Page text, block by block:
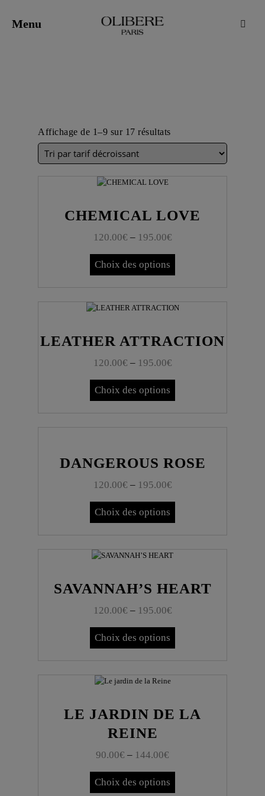
Menu
Affichage de 1–9 sur 17 résultats
CHEMICAL LOVE
120.00€ – 195.00€
Choix des options
LEATHER ATTRACTION
120.00€ – 195.00€
Choix des options
DANGEROUS ROSE
120.00€ – 195.00€
Choix des options
SAVANNAH’S HEART
120.00€ – 195.00€
Choix des options
LE JARDIN DE LA
REINE
90.00€ – 144.00€
Choix des options